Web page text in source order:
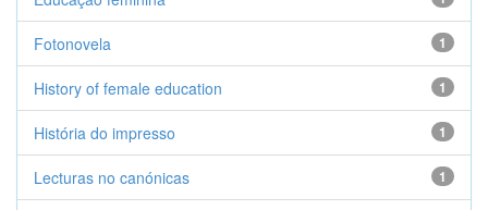
1
Fotonovela
1
History of female education
1
História do impresso
1
Lecturas no canónicas